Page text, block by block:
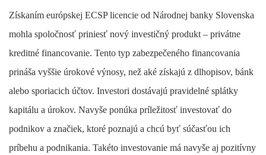
Získaním európskej ECSP licencie od Národnej banky Slovenska
mohla spoločnosť priniesť nový investičný produkt – privátne
kreditné financovanie. Tento typ zabezpečeného financovania
prináša vyššie úrokové výnosy, než aké získajú z dlhopisov, bánk
alebo sporiacich účtov. Investori dostávajú pravidelné splátky
kapitálu a úrokov. Navyše ponúka príležitosť investovať do
podnikov a značiek, ktoré poznajú a chcú byť súčasťou ich
príbehu a podnikania. Takéto investovanie má navyše aj pozitívny